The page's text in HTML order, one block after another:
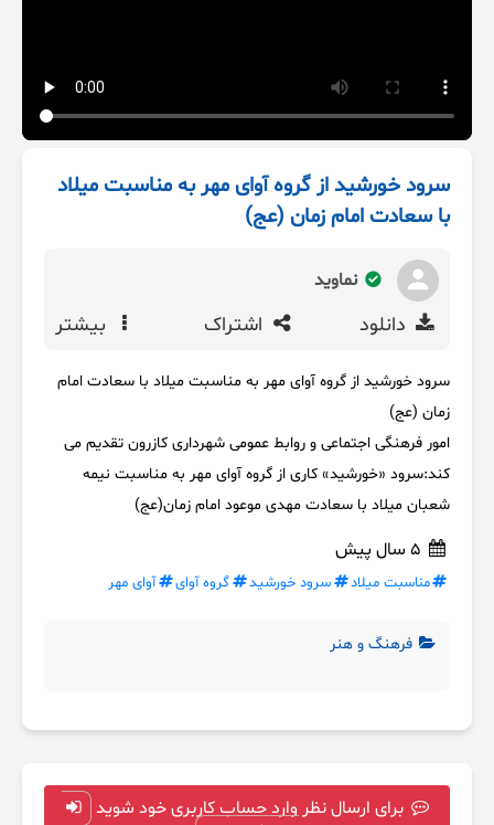
سرود خورشید از گروه آوای مهر به مناسبت میلاد
با سعادت امام زمان (عج)
نماوید
دانلود اشتراک بیشتر
سرود خورشید از گروه آوای مهر به مناسبت میلاد با سعادت امام
زمان (عج)
امور فرهنگی اجتماعی و روابط عمومی شهرداری کازرون تقدیم می
کند:سرود «خورشید» کاری از گروه آوای مهر به مناسبت نیمه
شعبان میلاد با سعادت مهدی موعود امام زمان(عج)
مناسبت میلاد سرود خورشید گروه آوای آوای مهر
فرهنگ و هنر
برای ارسال نظر وارد حساب کاربری خود شوید